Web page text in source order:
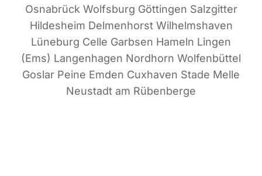
Osna­brück Wolfs­burg Göt­tin­gen Salz­git­ter
Hil­des­heim Del­men­horst Wil­helms­ha­ven
Lüne­burg Cel­le Garb­sen Hameln Lin­gen
(Ems) Lan­gen­ha­gen Nord­horn Wol­fen­büt­tel
Gos­lar Pei­ne Emden Cux­ha­ven Sta­de Mel­le
Neu­stadt am Rübenberge